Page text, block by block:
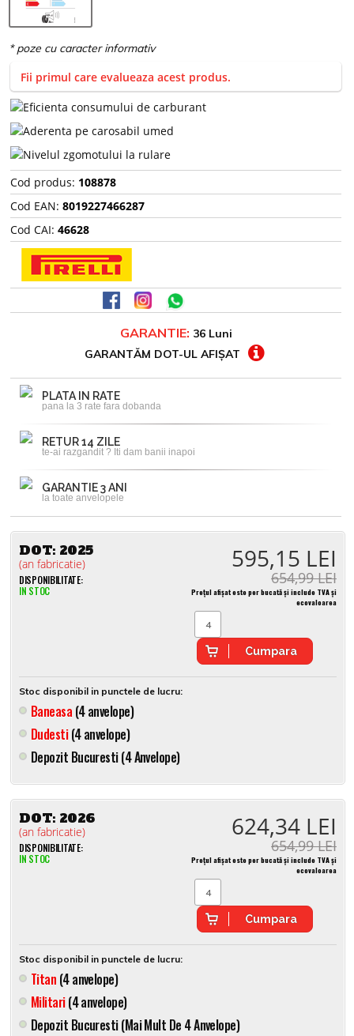
Fii primul care evalueaza acest produs.
Cod produs: 108878
Cod EAN: 8019227466287
Cod CAI: 46628
GARANTIE: 36 Luni
GARANTĂM DOT-UL AFIȘAT
PLATA IN RATE
pana la 3 rate fara dobanda
RETUR 14 ZILE
te-ai razgandit ? Iti dam banii inapoi
GARANTIE 3 ANI
la toate anvelopele
DOT: 2025
(an fabricatie)
DISPONIBILITATE:
IN STOC
595,15 LEI
654,99 LEI
Prețul afișat este per bucată și include TVA și
ecovaloarea
Cumpara
Stoc disponibil in punctele de lucru:
Baneasa (4 anvelope)
Dudesti(4 anvelope)
Depozit Bucuresti (4 Anvelope)
DOT: 2026
(an fabricatie)
DISPONIBILITATE:
IN STOC
624,34 LEI
654,99 LEI
Prețul afișat este per bucată și include TVA și
ecovaloarea
Cumpara
Stoc disponibil in punctele de lucru:
Titan (4 anvelope)
Militari(4 anvelope)
Depozit Bucuresti (mai Mult De 4 Anvelope)